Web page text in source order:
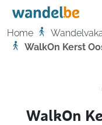
Home
Home
WalkOn Kerst
WalkOn